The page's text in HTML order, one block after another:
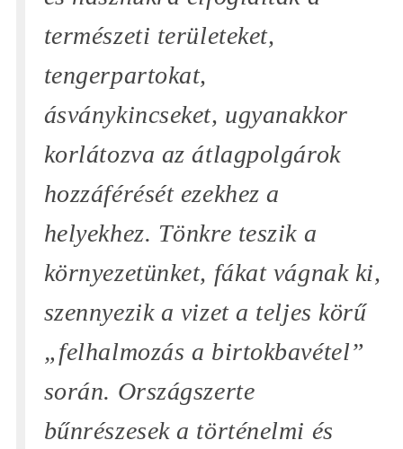
természeti területeket,
tengerpartokat,
ásványkincseket, ugyanakkor
korlátozva az átlagpolgárok
hozzáférését ezekhez a
helyekhez. Tönkre teszik a
környezetünket, fákat vágnak ki,
szennyezik a vizet a teljes körű
„felhalmozás a birtokbavétel”
során. Országszerte
bűnrészesek a történelmi és